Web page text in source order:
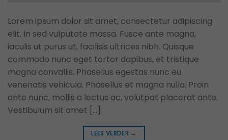
Lorem ipsum dolor sit amet, consectetur adipiscing
elit. In sed vulputate massa. Fusce ante magna,
iaculis ut purus ut, facilisis ultrices nibh. Quisque
commodo nunc eget tortor dapibus, et tristique
magna convallis. Phasellus egestas nunc eu
venenatis vehicula. Phasellus et magna nulla. Proin
ante nunc, mollis a lectus ac, volutpat placerat ante.
Vestibulum sit amet […]
LEES VERDER →